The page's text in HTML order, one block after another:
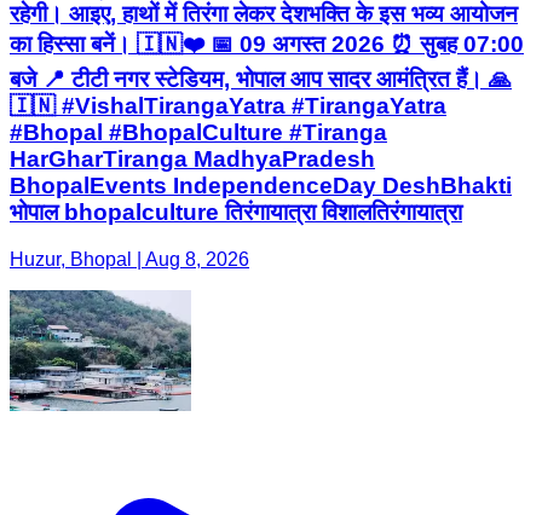
रहेगी। आइए, हाथों में तिरंगा लेकर देशभक्ति के इस भव्य आयोजन
का हिस्सा बनें। 🇮🇳❤️ 📅 09 अगस्त 2026 ⏰ सुबह 07:00
बजे 📍 टीटी नगर स्टेडियम, भोपाल आप सादर आमंत्रित हैं। 🙏
🇮🇳 #VishalTirangaYatra #TirangaYatra
#Bhopal #BhopalCulture #Tiranga
HarGharTiranga MadhyaPradesh
BhopalEvents IndependenceDay DeshBhakti
भोपाल bhopalculture तिरंगायात्रा विशालतिरंगायात्रा
Huzur, Bhopal | Aug 8, 2026